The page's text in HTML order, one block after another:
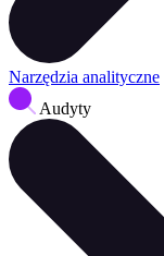
Narzędzia analityczne
Audyty